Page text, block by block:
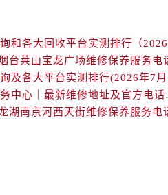
需提前预约）
后服务中心（需提前预约）
售后服务中心（需提前预约）
服务中心（需提前预约）
台莱山宝龙广场维修保养服务电
欧米茄中国
湖南京河西天街维修保养服务电